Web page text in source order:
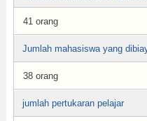
41 orang
Jumlah mahasiswa yang
38 orang
jumlah pertukaran pelajar